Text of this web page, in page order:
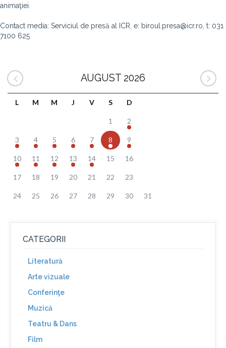
animaţiei.
Contact media: Serviciul de presă al ICR, e: biroul.presa@icr.ro, t: 031
7100 625
AUGUST 2026
L M M J V S D
1 2
3 4 5 6 7 8 9
10 11 12 13 14 15 16
17 18 19 20 21 22 23
24 25 26 27 28 29 30 31
CATEGORII
Literatură
Arte vizuale
Conferinţe
Muzică
Teatru & Dans
Film